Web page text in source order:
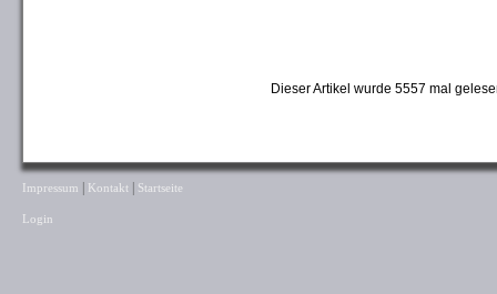
Dieser Artikel wurde 5557 mal
Impressum | Kontakt | Startseite
Login